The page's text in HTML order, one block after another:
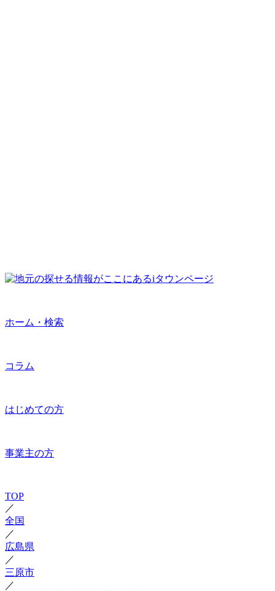
ホーム・検索
コラム
はじめての方
事業主の方
TOP
／
全国
／
広島県
／
三原市
／